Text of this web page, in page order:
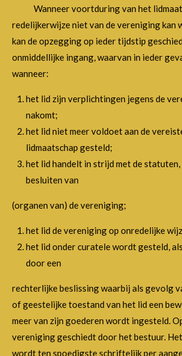
Wanneer voortduring van het
redelijkerwijze niet van de vereniging kan
kan de opzegging op ieder tijdstip
onmiddellijke ingang, waarvan in ieder
wanneer:
het lid zijn verplichtingen jegens de
nakomt;
het lid niet meer voldoet aan de
lidmaatschap gesteld;
het lid handelt in strijd met de
besluiten van
(organen van) de vereniging;
het lid de vereniging op onredelijke
het lid onder curatele wordt gesteld,
door een
rechterlijke beslissing waarbij als gevolg
of geestelijke toestand van het lid een
meer van zijn goederen wordt ingesteld.
vereniging geschiedt door het bestuur.
wordt ten spoedigste schriftelijk per